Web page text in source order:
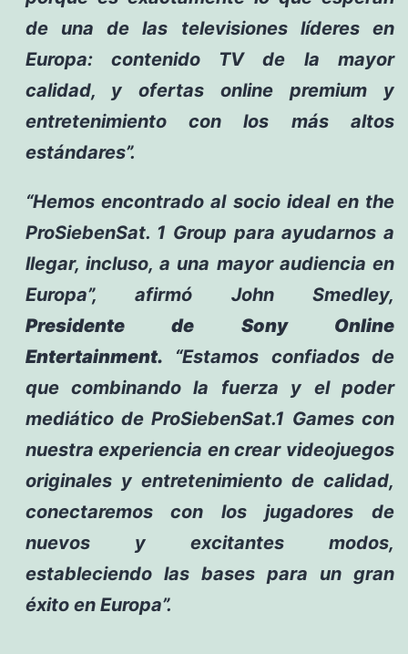
de una de las televisiones líderes en
Europa: contenido TV de la mayor
calidad, y ofertas online premium y
entretenimiento con los más altos
estándares”.
“Hemos encontrado al socio ideal en the
ProSiebenSat. 1 Group para ayudarnos a
llegar, incluso, a una mayor audiencia en
Europa”, afirmó John Smedley,
Presidente de Sony Online
Entertainment. “Estamos confiados de
que combinando la fuerza y el poder
mediático de ProSiebenSat.1 Games con
nuestra experiencia en crear videojuegos
originales y entretenimiento de calidad,
conectaremos con los jugadores de
nuevos y excitantes modos,
estableciendo las bases para un gran
éxito en Europa”.